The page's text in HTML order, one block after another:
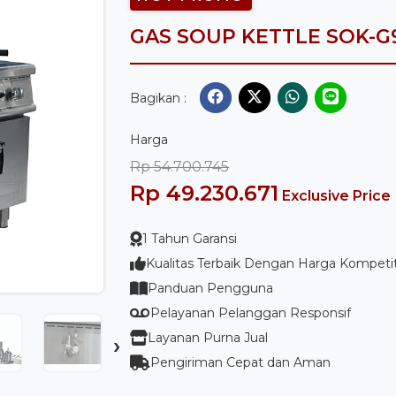
›
GAS SOUP KETTLE SOK-
Bagikan :
Harga
Rp 54.700.745
Rp 49.230.671 Exclusive Price
1 Tahun Garansi
Kualitas Terbaik Dengan Harga
Panduan Pengguna
Pelayanan Pelanggan Responsif
Layanan Purna Jual
Pengiriman Cepat dan Aman